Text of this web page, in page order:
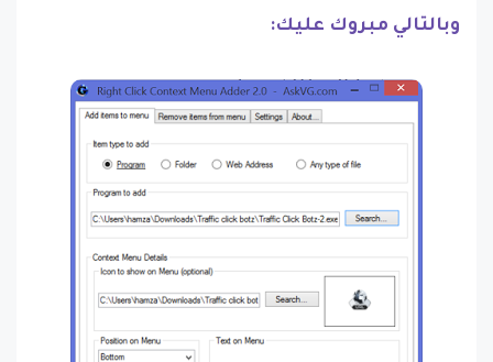
وبالتالي مبروك عليك: